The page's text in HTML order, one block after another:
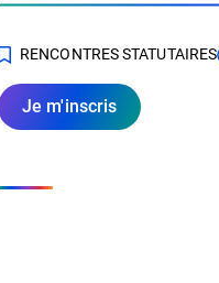
RENCONTRES STATUTAIRES
Je m'inscris